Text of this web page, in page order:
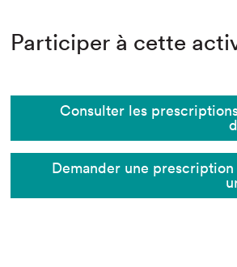
Participer à cette
Consulter les
Demander une